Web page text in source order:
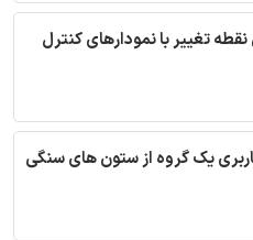
تغییر با نمودارهای کنترل
یک گروه از ستون های سنگی